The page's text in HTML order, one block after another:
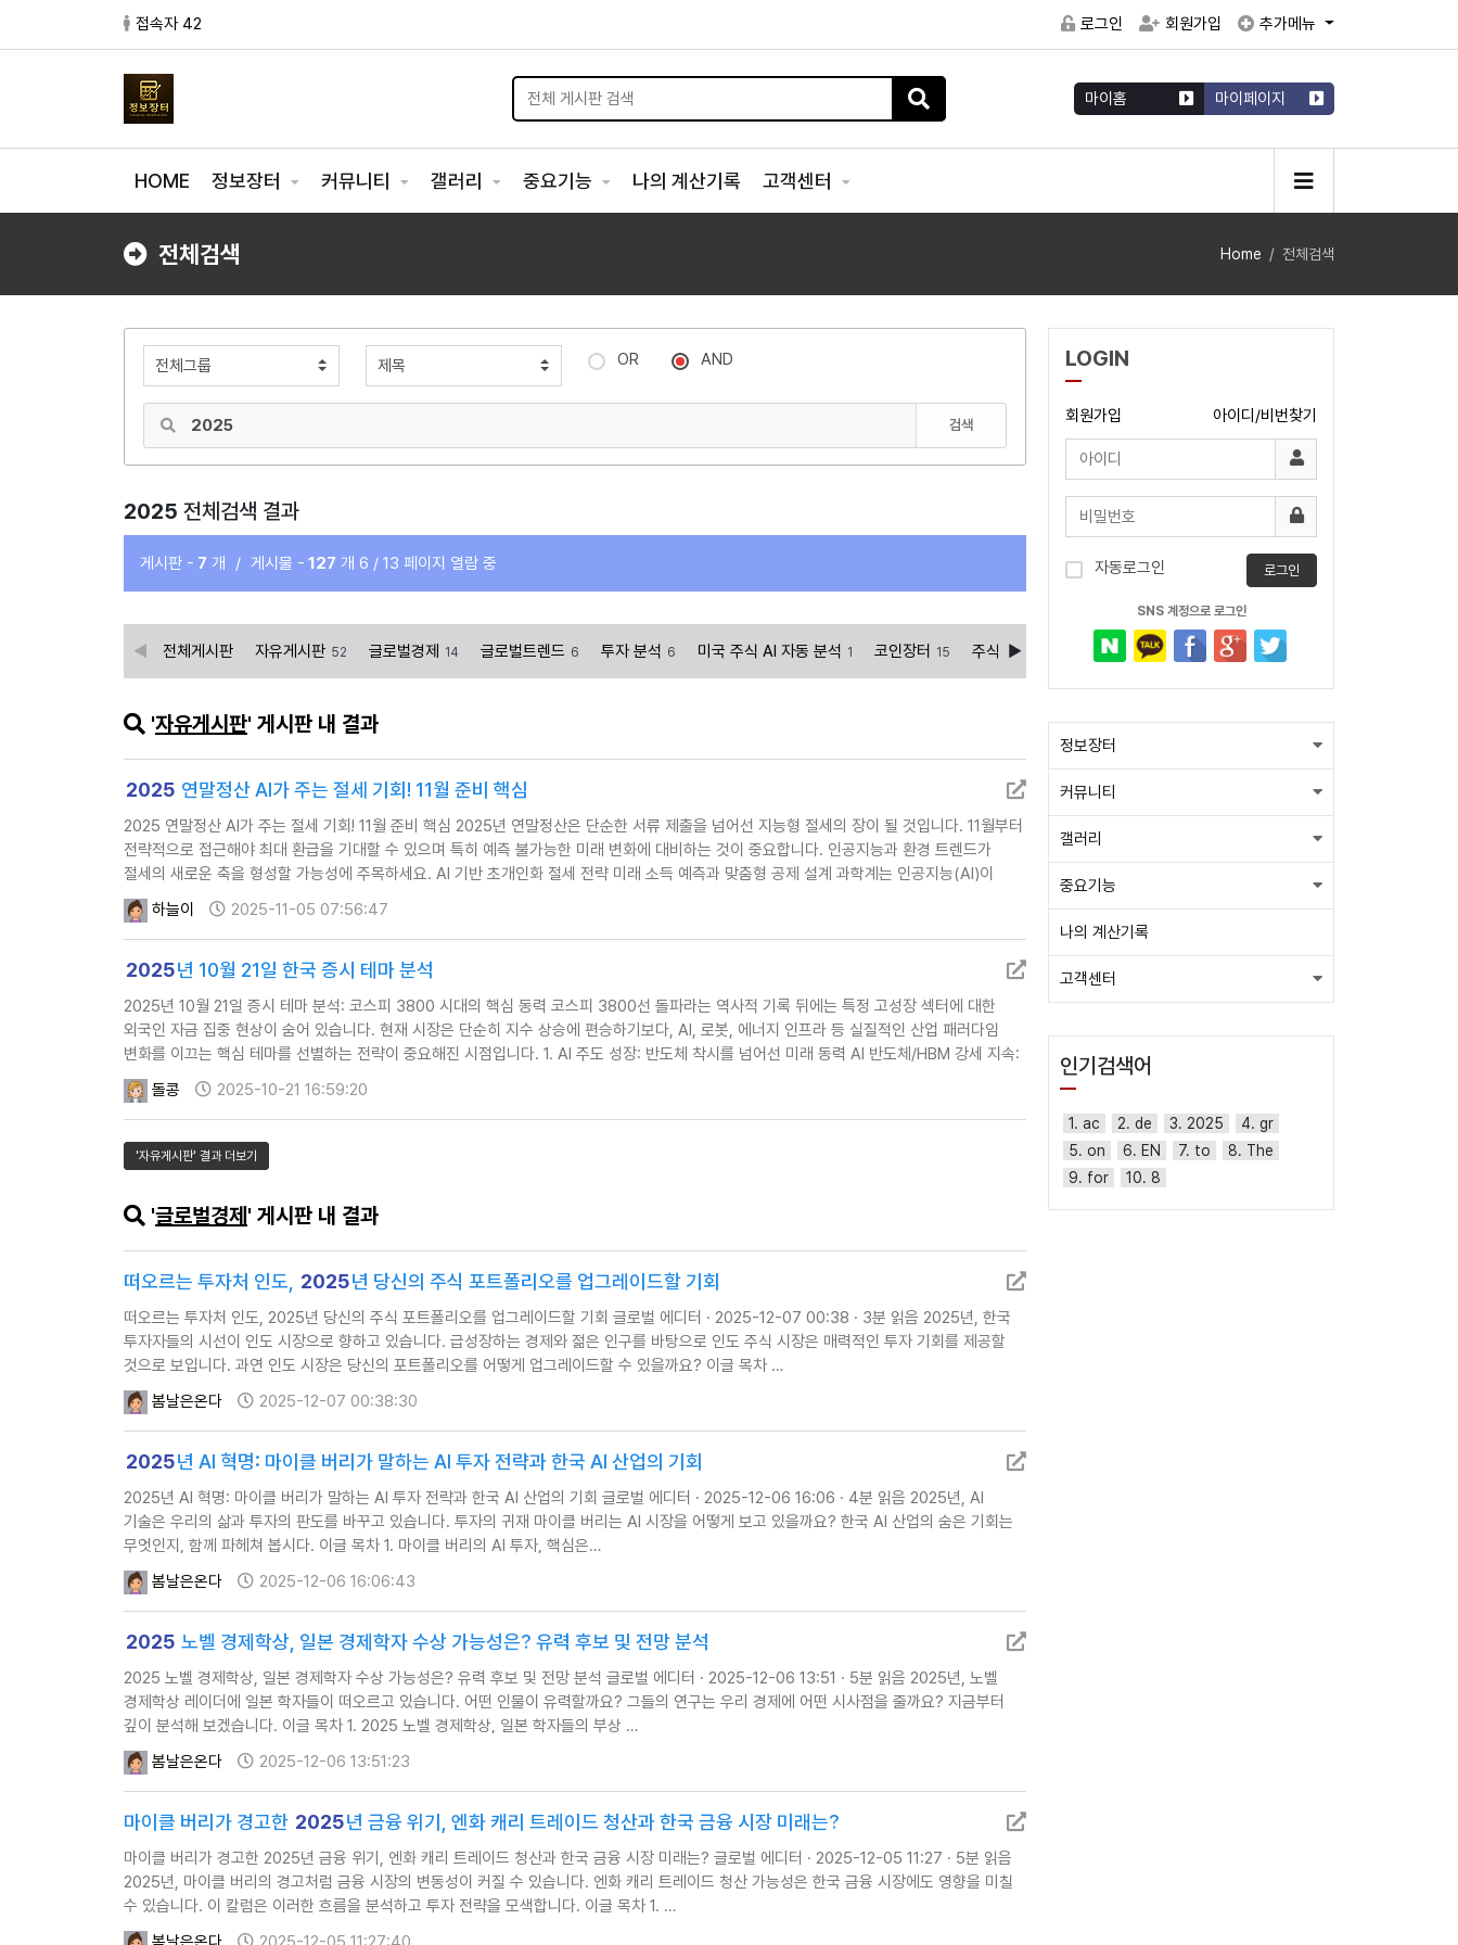
접속자 42 로그인 회원가입 추가메뉴
마이홈 마이페이지
HOME 정보장터 커뮤니티 갤러리 중요기능 나의 계산기록 고객센터
전체검색 Home 전체검색
OR AND
검색
2025 전체검색 결과
게시판 - 7 개 / 게시물 - 127 개 6 / 13 페이지 열람 중
전체게시판 자유게시판 52 글로벌경제 14 글로벌트렌드 6 투자 분석 6 미국 주식 AI 자동 분석 1 코인장터 15 주식장터
'자유게시판' 게시판 내 결과
2025 연말정산 AI가 주는 절세 기회! 11월 준비 핵심
2025 연말정산 AI가 주는 절세 기회! 11월 준비 핵심 2025년 연말정산은 단순한 서류 제출을 넘어선 지능형 절세의 장이 될 것입니다. 11월부터
전략적으로 접근해야 최대 환급을 기대할 수 있으며 특히 예측 불가능한 미래 변화에 대비하는 것이 중요합니다. 인공지능과 환경 트렌드가
절세의 새로운 축을 형성할 가능성에 주목하세요. AI 기반 초개인화 절세 전략 미래 소득 예측과 맞춤형 공제 설계 과학계는 인공지능(AI)이
금융…
하늘이 2025-11-05 07:56:47
2025년 10월 21일 한국 증시 테마 분석
2025년 10월 21일 증시 테마 분석: 코스피 3800 시대의 핵심 동력 코스피 3800선 돌파라는 역사적 기록 뒤에는 특정 고성장 섹터에 대한
외국인 자금 집중 현상이 숨어 있습니다. 현재 시장은 단순히 지수 상승에 편승하기보다, AI, 로봇, 에너지 인프라 등 실질적인 산업 패러다임
변화를 이끄는 핵심 테마를 선별하는 전략이 중요해진 시점입니다. 1. AI 주도 성장: 반도체 착시를 넘어선 미래 동력 AI 반도체/HBM 강세 지속:
외국인 자금은 한국 증시를 사실상…
돌콩 2025-10-21 16:59:20
'자유게시판' 결과 더보기
'글로벌경제 ' 게시판 내 결과
떠오르는 투자처 인도, 2025년 당신의 주식 포트폴리오를 업그레이드할 기회
떠오르는 투자처 인도, 2025년 당신의 주식 포트폴리오를 업그레이드할 기회 글로벌 에디터 · 2025-12-07 00:38 · 3분 읽음 2025년, 한국
투자자들의 시선이 인도 시장으로 향하고 있습니다. 급성장하는 경제와 젊은 인구를 바탕으로 인도 주식 시장은 매력적인 투자 기회를 제공할
것으로 보입니다. 과연 인도 시장은 당신의 포트폴리오를 어떻게 업그레이드할 수 있을까요? 이글 목차 …
봄날은온다
2025-12-07 00:38:30
2025년 AI 혁명: 마이클 버리가 말하는 AI 투자 전략과 한국 AI 산업의 기회
2025년 AI 혁명: 마이클 버리가 말하는 AI 투자 전략과 한국 AI 산업의 기회 글로벌 에디터 · 2025-12-06 16:06 · 4분 읽음 2025년, AI
기술은 우리의 삶과 투자의 판도를 바꾸고 있습니다. 투자의 귀재 마이클 버리는 AI 시장을 어떻게 보고 있을까요? 한국 AI 산업의 숨은 기회는
무엇인지, 함께 파헤쳐 봅시다. 이글 목차 1. 마이클 버리의 AI 투자, 핵심은…
봄날은온다
2025-12-06 16:06:43
2025 노벨 경제학상, 일본 경제학자 수상 가능성은? 유력 후보 및 전망 분석
2025 노벨 경제학상, 일본 경제학자 수상 가능성은? 유력 후보 및 전망 분석 글로벌 에디터 · 2025-12-06 13:51 · 5분 읽음 2025년, 노벨
경제학상 레이더에 일본 학자들이 떠오르고 있습니다. 어떤 인물이 유력할까요? 그들의 연구는 우리 경제에 어떤 시사점을 줄까요? 지금부터
깊이 분석해 보겠습니다. 이글 목차 1. 2025 노벨 경제학상, 일본 학자들의 부상 …
봄날은온다
2025-12-06 13:51:23
마이클 버리가 경고한 2025년 금융 위기, 엔화 캐리 트레이드 청산과 한국 금융 시장 미래는?
마이클 버리가 경고한 2025년 금융 위기, 엔화 캐리 트레이드 청산과 한국 금융 시장 미래는? 글로벌 에디터 · 2025-12-05 11:27 · 5분 읽음
2025년, 마이클 버리의 경고처럼 금융 시장의 변동성이 커질 수 있습니다. 엔화 캐리 트레이드 청산 가능성은 한국 금융 시장에도 영향을 미칠
수 있습니다. 이 칼럼은 이러한 흐름을 분석하고 투자 전략을 모색합니다. 이글 목차 1. …
LOGIN
회원가입 아이디/비번찾기
자동로그인 로그인
SNS 계정으로 로그인
정보장터
커뮤니티
갤러리
중요기능
나의 계산기록
고객센터
인기검색어
1. ac 2. de 3. 2025
4. gr
5. on
6. EN 7. to
8. The
9. for
10. 8